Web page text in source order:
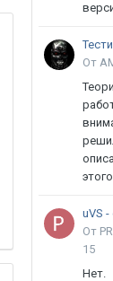
От
uVS
От
15
Нет.